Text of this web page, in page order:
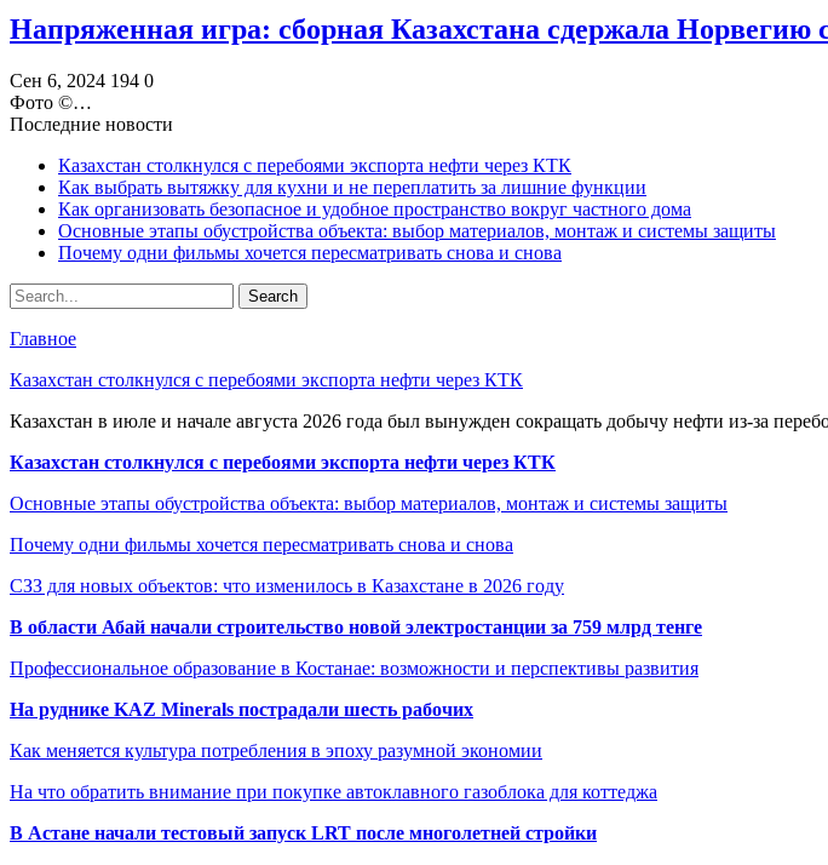
Напряженная игра: сборная Казахстана сдержала Норвегию
Сен 6, 2024 194 0
Фото ©️…
Последние новости
Казахстан столкнулся с перебоями экспорта нефти через КТК
Как выбрать вытяжку для кухни и не переплатить за лишние функции
Как организовать безопасное и удобное пространство вокруг частного дома
Основные этапы обустройства объекта: выбор материалов, монтаж и системы защиты
Почему одни фильмы хочется пересматривать снова и снова
Главное
Казахстан столкнулся с перебоями экспорта нефти через КТК
Казахстан в июле и начале августа 2026 года был вынужден сокращать добычу нефти из-за
Казахстан столкнулся с перебоями экспорта нефти через КТК
Основные этапы обустройства объекта: выбор материалов, монтаж и системы защиты
Почему одни фильмы хочется пересматривать снова и снова
СЗЗ для новых объектов: что изменилось в Казахстане в 2026 году
В области Абай начали строительство новой электростанции за 759 млрд тенге
Профессиональное образование в Костанае: возможности и перспективы развития
На руднике KAZ Minerals пострадали шесть рабочих
Как меняется культура потребления в эпоху разумной экономии
На что обратить внимание при покупке автоклавного газоблока для коттеджа
В Астане начали тестовый запуск LRT после многолетней стройки